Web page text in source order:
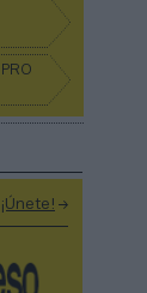
¡Únete!